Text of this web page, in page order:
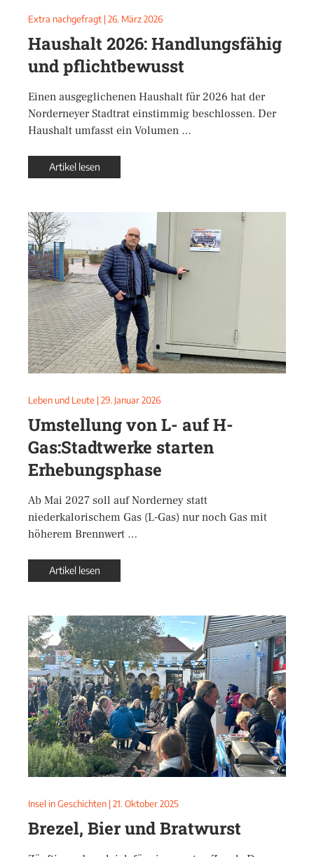
Extra nachgefragt | 26. März 2026
Haushalt 2026: Handlungsfähig
und pflichtbewusst
Einen ausgeglichenen Haushalt für 2026 hat der
Norderneyer Stadtrat einstimmig beschlossen. Der
Haushalt umfasst ein Volumen …
Artikel lesen
Leben und Leute | 29. Januar 2026
Umstellung von L- auf H-
Gas:Stadtwerke starten
Erhebungsphase
Ab Mai 2027 soll auf Norderney statt
niederkalorischem Gas (L-Gas) nur noch Gas mit
höherem Brennwert …
Artikel lesen
Insel in Geschichten | 21. Oktober 2025
Brezel, Bier und Bratwurst